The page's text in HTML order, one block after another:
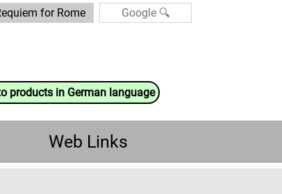
for Rome
products in German language
Web Links